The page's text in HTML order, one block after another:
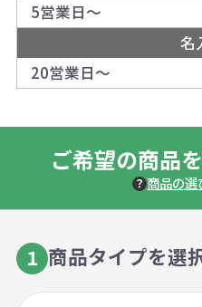
5営業日～
名
20営業日～
ご希望の商品
商品の選
1 商品タイプを選